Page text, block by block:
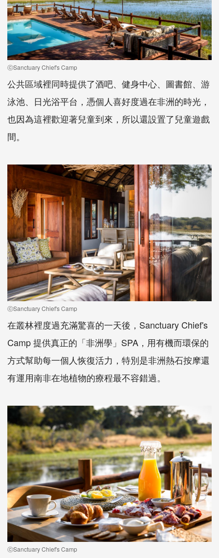
ⓒSanctuary Chief's Camp
公共區域裡同時提供了酒吧、健身中心、圖書館、游
泳池、日光浴平台，憑個人喜好度過在非洲的時光，
也因為這裡歡迎著兒童到來，所以還設置了兒童遊戲
間。
ⓒSanctuary Chief's Camp
在叢林裡度過充滿驚喜的一天後，Sanctuary Chief's
Camp 提供真正的「非洲學」SPA，用有機而環保的
方式幫助每一個人恢復活力，特別是非洲熱石按摩還
有運用南非在地植物的療程最不容錯過。
ⓒSanctuary Chief's Camp